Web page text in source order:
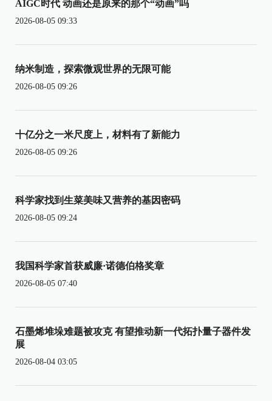
AIGC时代 动画还是原来的那个“动画”吗
2026-08-05 09:33
纳米制造，探索微观世界的无限可能
2026-08-05 09:26
十亿分之一米尺度上，材料有了新能力
2026-08-05 09:26
科学家找到生菜美味又营养的基因密码
2026-08-05 09:24
我国科学家首获威廉·诺德伯格奖章
2026-08-05 07:40
石墨烯堆垛难题被攻克 有望推动新一代拓扑量子器件发
展
2026-08-04 03:05